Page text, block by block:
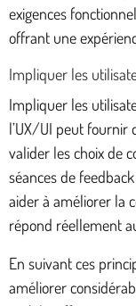
exigences
offrant une
Impliquer les
Impliquer les
l’UX/UI peut fournir
valider les choix de
séances de
aider à améliorer la
répond réellement
En suivant ces
améliorer